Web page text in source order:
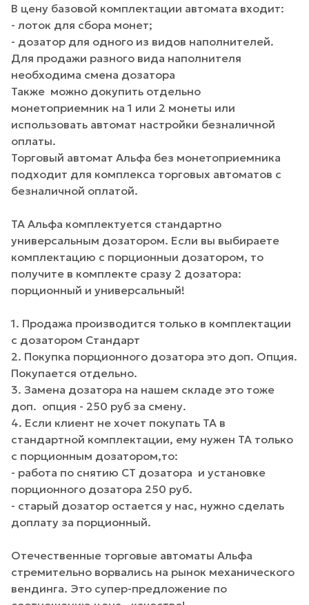
В цену базовой комплектации автомата входит:
- лоток для сбора монет;
- дозатор для одного из видов наполнителей.
Для продажи разного вида наполнителя
необходима смена дозатора
Также можно докупить отдельно
монетоприемник на 1 или 2 монеты или
использовать автомат настройки безналичной
оплаты.
Торговый автомат Альфа без монетоприемника
подходит для комплекса торговых автоматов с
безналичной оплатой.
ТА Альфа комплектуется стандартно
универсальным дозатором. Если вы выбираете
комплектацию с порционныи дозатором, то
получите в комплекте сразу 2 дозатора:
порционный и универсальный!
1. Продажа производится только в комплектации
с дозатором Стандарт
2. Покупка порционного дозатора это доп. Опция.
Покупается отдельно.
3. Замена дозатора на нашем складе это тоже
доп. опция - 250 руб за смену.
4. Если клиент не хочет покупать ТА в
стандартной комплектации, ему нужен ТА только
с порционным дозатором,то:
- работа по снятию СТ дозатора и установке
порционного дозатора 250 руб.
- старый дозатор остается у нас, нужно сделать
доплату за порционный.
Отечественные торговые автоматы Альфа
стремительно ворвались на рынок механического
вендинга. Это супер-предложение по